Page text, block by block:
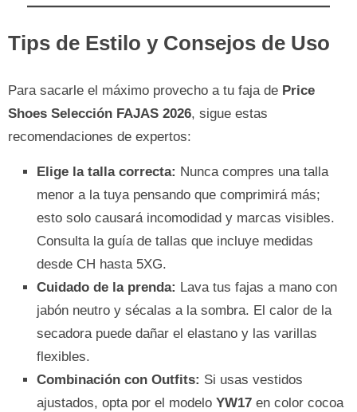
Tips de Estilo y Consejos de Uso
Para sacarle el máximo provecho a tu faja de Price
Shoes Selección FAJAS 2026, sigue estas
recomendaciones de expertos:
Elige la talla correcta: Nunca compres una talla
menor a la tuya pensando que comprimirá más;
esto solo causará incomodidad y marcas visibles.
Consulta la guía de tallas que incluye medidas
desde CH hasta 5XG.
Cuidado de la prenda: Lava tus fajas a mano con
jabón neutro y sécalas a la sombra. El calor de la
secadora puede dañar el elastano y las varillas
flexibles.
Combinación con Outfits: Si usas vestidos
ajustados, opta por el modelo YW17 en color cocoa